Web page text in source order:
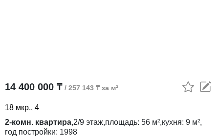
14 400 000 ₸ / 257 143 ₸ за м²
18 мкр., 4
2-комн. квартира,2/9 этаж,площадь: 56 м²,кухня: 9 м²,
год постройки: 1998